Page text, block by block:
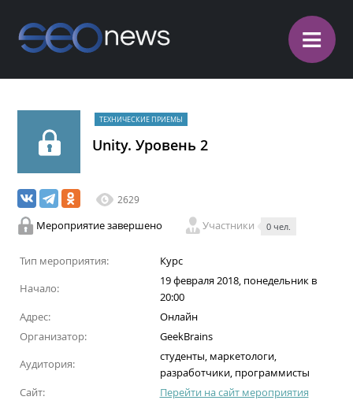
≡
ТЕХНИЧЕСКИЕ ПРИЕМЫ
Unity. Уровень 2
2629
Мероприятие завершено Участники 0 чел.
Тип мероприятия:
Курс
Начало:
19 февраля 2018, понедельник в
20:00
Адрес:
Онлайн
Организатор:
GeekBrains
Аудитория:
студенты, маркетологи,
разработчики, программисты
Сайт:
Перейти на сайт мероприятия